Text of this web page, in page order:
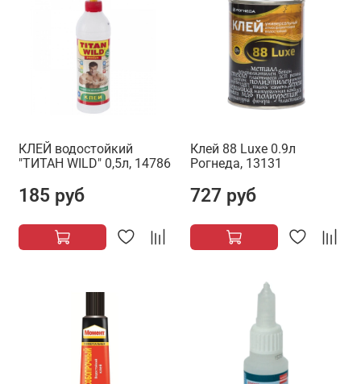
КЛЕЙ водостойкий
"ТИТАН WILD" 0,5л, 14786
185 руб
Клей 88 Luxe 0.9л
Рогнеда, 13131
727 руб